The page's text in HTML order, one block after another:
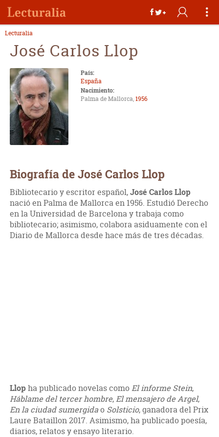
Lecturalia
José Carlos Llop
País:
España
Nacimiento:
Palma de Mallorca,1956
Biografía de José Carlos Llop
Bibliotecario y escritor español,José Carlos Llop
nació en Palma de Mallorca en 1956. Estudió Derecho
en la Universidad de Barcelona y trabaja como
bibliotecario; asimismo, colabora asiduamente con el
Diario de Mallorca desde hace más de tres décadas.
Llop ha publicado novelas comoEl informe Stein,
Háblame del tercer hombre,El mensajero de Argel,
En la ciudad sumergidao Solsticio, ganadora del Prix
Laure Bataillon 2017. Asimismo, ha publicado poesía,
diarios, relatos y ensayo literario.